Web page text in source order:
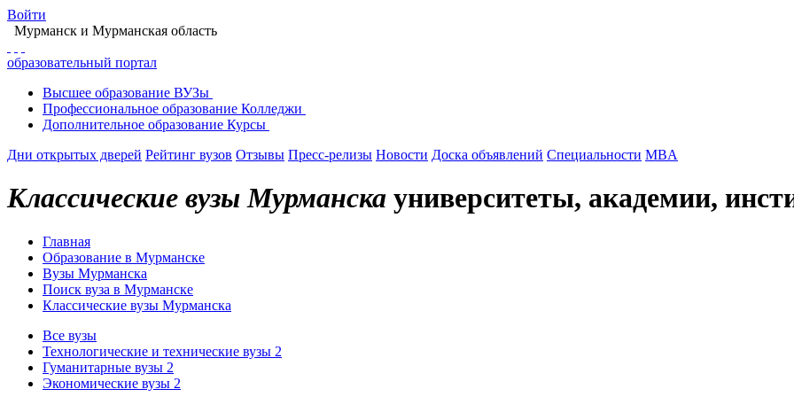
Войти
Мурманск и Мурманская область
образовательный портал
Высшее образование ВУЗы
Профессиональное образование Колледжи
Дополнительное образование Курсы
Дни открытых дверей Рейтинг вузов Отзывы Пресс-релизы Новости Доска объявлений Специальности MBA
Классические вузы Мурманска университеты, академии,
Главная
Образование в Мурманске
Вузы Мурманска
Поиск вуза в Мурманске
Классические вузы Мурманска
Все вузы
Технологические и технические вузы 2
Гуманитарные вузы 2
Экономические вузы 2